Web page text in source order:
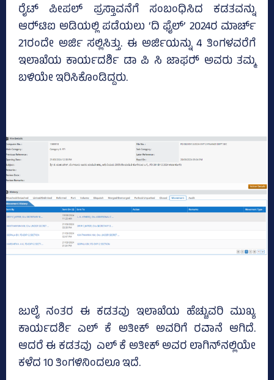
ರೈಟ್‌ ಪೀಪಲ್‌ ಪ್ರಸ್ತಾವನೆಗೆ ಸಂಬಂಧಿಸಿದ ಕಡತವನ್ನು
ಆರ್‍‌ಟಿಐ ಅಡಿಯಲ್ಲಿ ಪಡೆಯಲು ‘ದಿ ಫೈಲ್‌’ 2024ರ ಮಾರ್ಚ್‌
21ರಂದೇ ಅರ್ಜಿ ಸಲ್ಲಿಸಿತ್ತು. ಈ ಅರ್ಜಿಯನ್ನು 4 ತಿಂಗಳವರೆಗೆ
ಇಲಾಖೆಯ ಕಾರ್ಯದರ್ಶಿ ಡಾ ಪಿ ಸಿ ಜಾಫರ್‍‌ ಅವರು ತಮ್ಮ
ಬಳಿಯೇ ಇರಿಸಿಕೊಂಡಿದ್ದರು.
ಜುಲೈ ನಂತರ ಈ ಕಡತವು ಇಲಾಖೆಯ ಹೆಚ್ಚುವರಿ ಮುಖ್ಯ
ಕಾರ್ಯದರ್ಶಿ ಎಲ್‌ ಕೆ ಅತೀಕ್‌ ಅವರಿಗೆ ರವಾನೆ ಆಗಿದೆ.
ಆದರೆ ಈ ಕಡತವು ಎಲ್‌ ಕೆ ಅತೀಕ್‌ ಅವರ ಲಾಗಿನ್‌ನಲ್ಲಿಯೇ
ಕಳೆದ 10 ತಿಂಗಳಿನಿಂದಲೂ ಇದೆ.